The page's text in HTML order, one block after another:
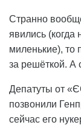
Странно
явились (когда
миленькие), то
за решёткой. А
Депатуты от
позвонили
сейчас его